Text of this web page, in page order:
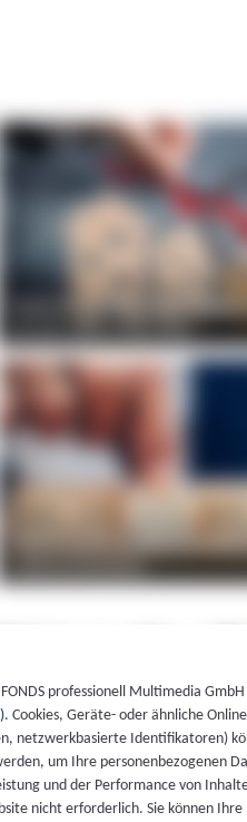
professionell Multimedia
. Cookies, Geräte- oder ähnliche
netzwerkbasierte Identifikatoren)
um Ihre personenbezogenen
und der Performance von
nicht erforderlich. Sie können